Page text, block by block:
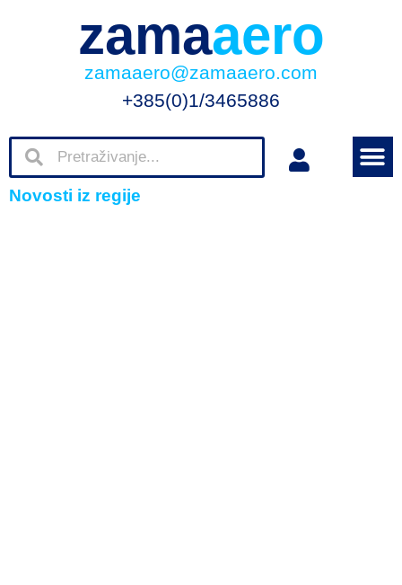
zamaaero
zamaaero@zamaaero.com
+385(0)1/3465886
Novosti iz regije